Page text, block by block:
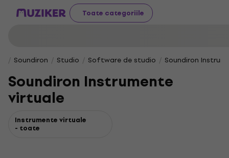
Toate categoriile
Soundiron Studio Software de studio Soundiron
Soundiron Instrumente
virtuale
Instrumente virtuale
- toate